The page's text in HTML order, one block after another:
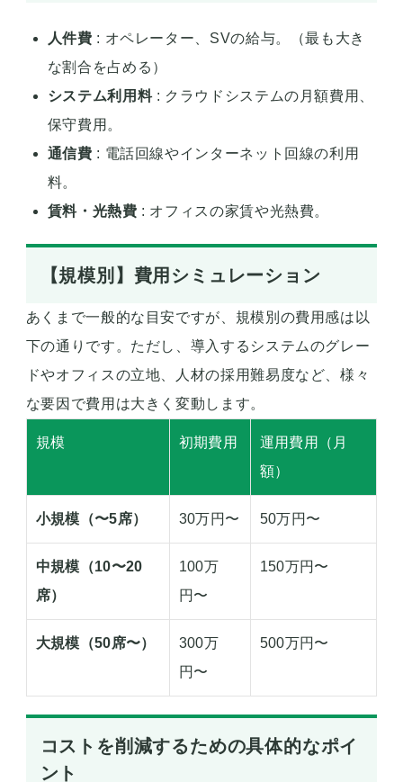
人件費 : オペレーター、SVの給与。（最も大き
な割合を占める）
システム利用料: クラウドシステムの月額費用、
保守費用。
通信費 : 電話回線やインターネット回線の利用
料。
賃料・光熱費 : オフィスの家賃や光熱費。
【規模別】費用シミュレーション
あくまで一般的な目安ですが、規模別の費用感は以
下の通りです。ただし、導入するシステムのグレー
ドやオフィスの立地、人材の採用難易度など、様々
な要因で費用は大きく変動します。
規模 初期費用
運用費用（月
額）
小規模（〜5席） 30万円〜 50万円〜
中規模（10〜20
席）
100万
円〜
150万円〜
大規模（50席〜）
300万
円〜
500万円〜
コストを削減するための具体的なポイ
ント